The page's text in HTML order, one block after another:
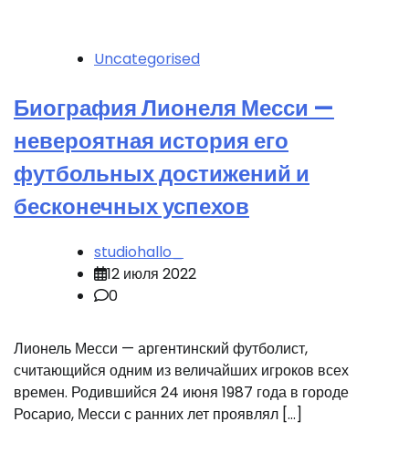
Uncategorised
Биография Лионеля Месси —
невероятная история его
футбольных достижений и
бесконечных успехов
studiohallo_
12 июля 2022
0
Лионель Месси — аргентинский футболист,
считающийся одним из величайших игроков всех
времен. Родившийся 24 июня 1987 года в городе
Росарио, Месси с ранних лет проявлял […]